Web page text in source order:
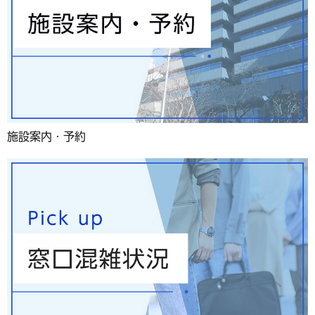
施設案内・予約